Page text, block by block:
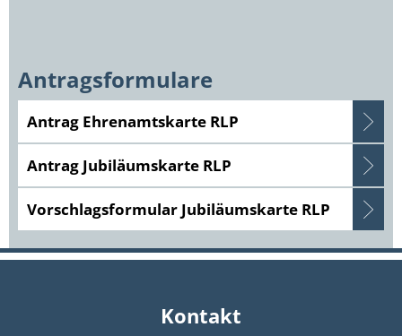
Antragsformulare
Antrag Ehrenamtskarte RLP
Antrag Jubiläumskarte RLP
Vorschlagsformular Jubiläumskarte RLP
Kontakt